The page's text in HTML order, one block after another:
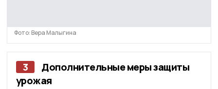
Фото: Вера Малыгина
3
Дополнительные меры защиты
урожая